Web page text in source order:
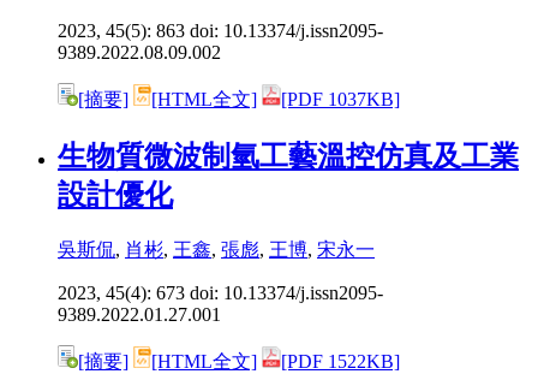
2023, 45(5): 863 doi: 10.13374/j.issn2095-
9389.2022.08.09.002
[摘要] [HTML全文] [PDF 1037KB]
生物質微波制氫工藝溫控仿真及工業
設計優化
吳斯侃, 肖彬, 王鑫, 張彪, 王博, 宋永一
2023, 45(4): 673 doi: 10.13374/j.issn2095-
9389.2022.01.27.001
[摘要] [HTML全文] [PDF 1522KB]